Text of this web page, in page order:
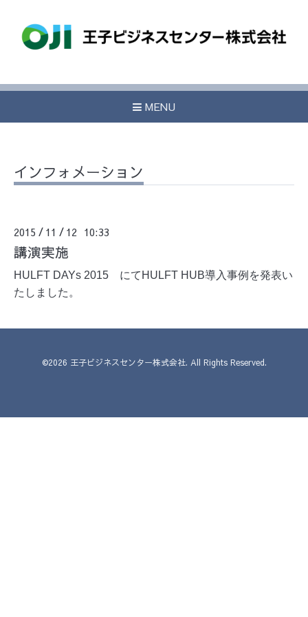
MENU
インフォメーション
2015 / 11 / 12 10:33
講演実施
HULFT DAYs 2015 にてHULFT HUB導入事例を発表い
たしました。
©2026 王子ビジネスセンター株式会社. All Rights Reserved.